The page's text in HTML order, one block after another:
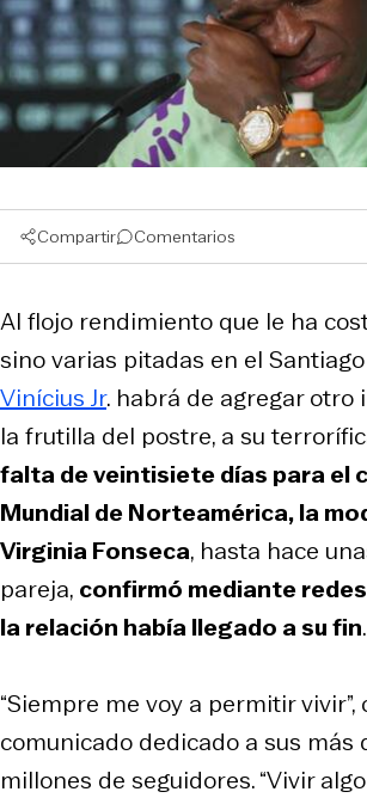
Compartir Comentarios
Al flojo rendimiento que le ha
sino varias pitadas en el
Vinícius Jr. habrá de agregar otro
la frutilla del postre, a su
falta de veintisiete días para el
Mundial de Norteamérica, la
Virginia Fonseca, hasta hace
pareja, confirmó mediante
la relación había llegado a su fin.
“Siempre me voy a permitir vivir”,
comunicado dedicado a sus más
millones de seguidores. “Vivir